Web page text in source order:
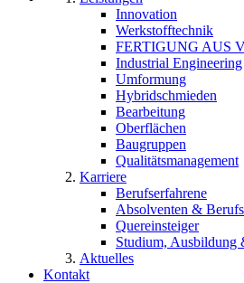
Innovation
Werkstofftechnik
FERTIGUNG AUS
Industrial Engineering
Umformung
Hybridschmieden
Bearbeitung
Oberflächen
Baugruppen
Qualitätsmanagement
Karriere
Berufserfahrene
Absolventen &
Quereinsteiger
Studium, Ausbildung
Aktuelles
Kontakt